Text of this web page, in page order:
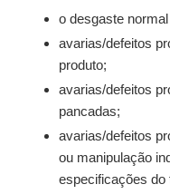
o desgaste
avarias/defeitos
produto;
avarias/defeitos
pancadas;
avarias/defeitos
ou manipulação
especificações do